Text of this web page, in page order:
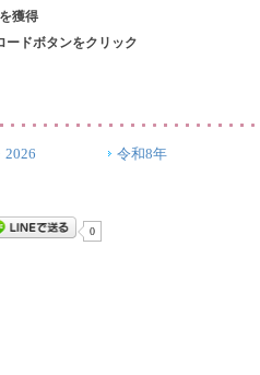
獲得
ードボタンをクリック
2026
令和8年
0